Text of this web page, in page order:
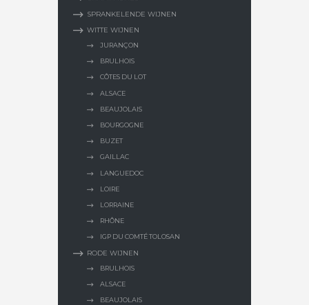
SPRANKELENDE WIJNEN
WITTE WIJNEN
JURANÇON
BRULHOIS
CÔTES DU LOT
ALSACE
BEAUJOLAIS
BOURGOGNE
BUZET
GAILLAC
LANGUEDOC
LOIRE
LORRAINE
RHÔNE
IGP DU COMTÉ TOLOSAN
RODE WIJNEN
BRULHOIS
ALSACE
BEAUJOLAIS